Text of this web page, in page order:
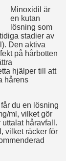
Minoxidil är
en kutan
lösning som
stadier av
Den aktiva
på hårbotten
hjälper till att
hårens
du en lösning
ml, vilket gör
håravfall.
vilket räcker för